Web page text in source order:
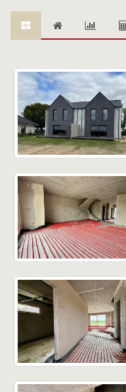
Standard
• Ściany: tynk
• Podłogi:
• Dach:
• Okna Nexbau +
• Drzwi
• Bramy
• Rekuperacja –